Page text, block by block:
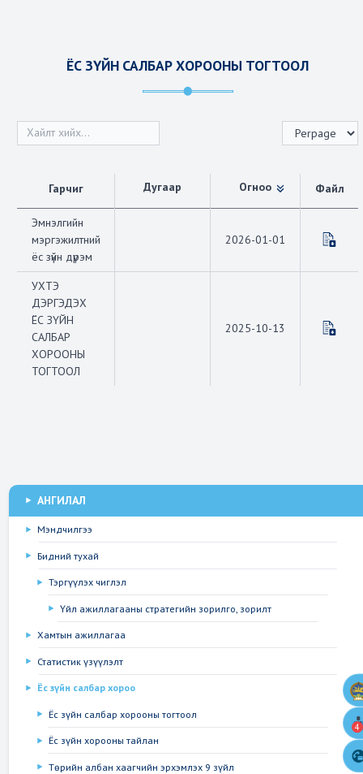
ЁС ЗҮЙН САЛБАР ХОРООНЫ ТОГТООЛ
Гарчиг Дугаар Огноо Файл
Эмнэлгийн
мэргэжилтний
ёс зүйн дүрэм
2026-01-01
УХТЭ
ДЭРГЭДЭХ
ЁС ЗҮЙН
САЛБАР
ХОРООНЫ
ТОГТООЛ
2025-10-13
АНГИЛАЛ
Мэндчилгээ
Бидний тухай
Тэргүүлэх чиглэл
Үйл ажиллагааны стратегийн зорилго, зорилт
Хамтын ажиллагаа
Статистик үзүүлэлт
Ёс зүйн салбар хороо
Ёс зүйн салбар хорооны тогтоол
Ёс зүйн хорооны тайлан
Төрийн албан хаагчийн эрхэмлэх 9 зүйл
4